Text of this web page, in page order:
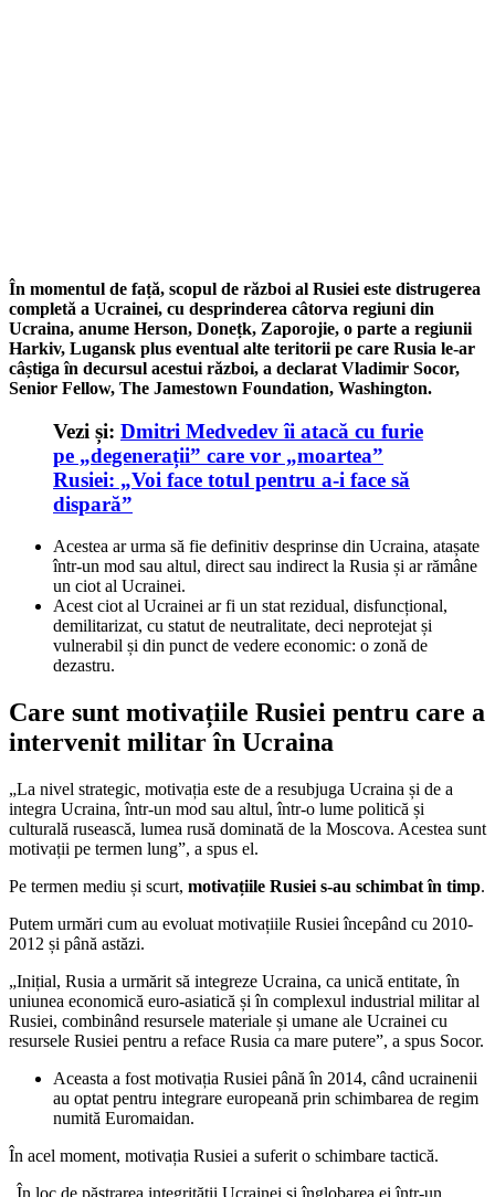
În momentul de față, scopul de război al Rusiei este distrugerea
completă a Ucrainei, cu desprinderea câtorva regiuni din
Ucraina, anume Herson, Donețk, Zaporojie, o parte a regiunii
Harkiv, Lugansk plus eventual alte teritorii pe care Rusia le-ar
câștiga în decursul acestui război, a declarat Vladimir Socor,
Senior Fellow, The Jamestown Foundation, Washington.
Vezi și: Dmitri Medvedev îi atacă cu furie
pe „degenerații” care vor „moartea”
Rusiei: „Voi face totul pentru a-i face să
dispară”
Acestea ar urma să fie definitiv desprinse din Ucraina, atașate
într-un mod sau altul, direct sau indirect la Rusia și ar rămâne
un ciot al Ucrainei.
Acest ciot al Ucrainei ar fi un stat rezidual, disfuncțional,
demilitarizat, cu statut de neutralitate, deci neprotejat și
vulnerabil și din punct de vedere economic: o zonă de
dezastru.
Care sunt motivațiile Rusiei pentru care a
intervenit militar în Ucraina
„La nivel strategic, motivația este de a resubjuga Ucraina și de a
integra Ucraina, într-un mod sau altul, într-o lume politică și
culturală rusească, lumea rusă dominată de la Moscova. Acestea sunt
motivații pe termen lung”, a spus el.
Pe termen mediu și scurt, motivațiile Rusiei s-au schimbat în timp.
Putem urmări cum au evoluat motivațiile Rusiei începând cu 2010-
2012 și până astăzi.
„Inițial, Rusia a urmărit să integreze Ucraina, ca unică entitate, în
uniunea economică euro-asiatică și în complexul industrial militar al
Rusiei, combinând resursele materiale și umane ale Ucrainei cu
resursele Rusiei pentru a reface Rusia ca mare putere”, a spus Socor.
Aceasta a fost motivația Rusiei până în 2014, când ucrainenii
au optat pentru integrare europeană prin schimbarea de regim
numită Euromaidan.
În acel moment, motivația Rusiei a suferit o schimbare tactică.
„În loc de păstrarea integrității Ucrainei și înglobarea ei într-un